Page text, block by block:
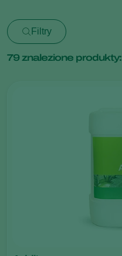
Filtry
79znalezione produkty: